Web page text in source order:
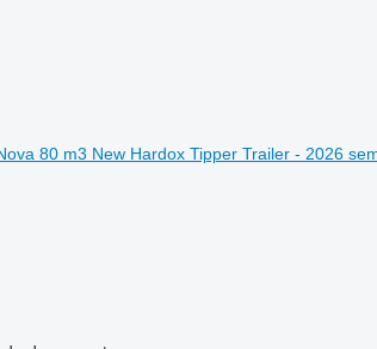
80 m3 New Hardox Tipper Trailer - 2026